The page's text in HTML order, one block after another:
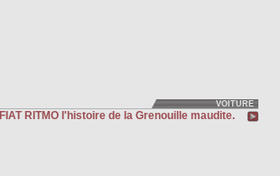
VOITURE
FIAT RITMO l'histoire de la Grenouille maudite.